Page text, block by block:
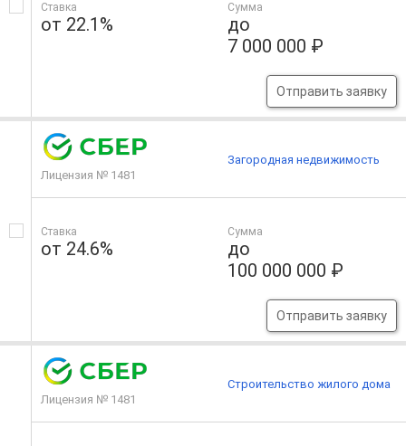
Ставка
от 22.1%
Сумма
до
7 000 000 ₽
Отправить заявку
Лицензия № 1481
Ставка
от 24.6%
Сумма
до
100 000 000 ₽
Отправить заявку
Загородная недвижимость
Лицензия № 1481
Строительство жилого дома